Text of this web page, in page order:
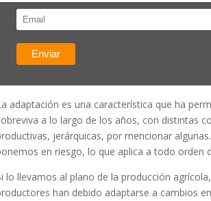
adaptación es una característica que ha
a lo largo de los años, con distintas
jerárquicas, por mencionar
en riesgo, lo que aplica a todo orden
lo llevamos al plano de la producción
han debido adaptarse a cambios